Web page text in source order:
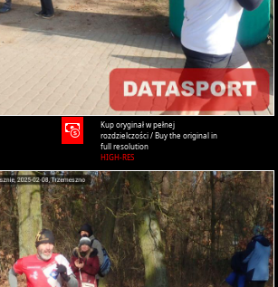
Kup oryginał w pełnej
rozdzielczości / Buy the original in
full resolution
HIGH-RES